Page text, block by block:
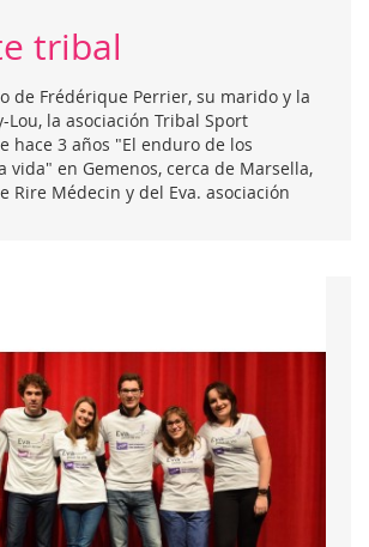
tribal
de Frédérique Perrier, su marido y la
Lou, la asociación Tribal Sport
hace 3 años "El enduro de los
vida" en Gemenos, cerca de Marsella,
Rire Médecin y del Eva. asociación